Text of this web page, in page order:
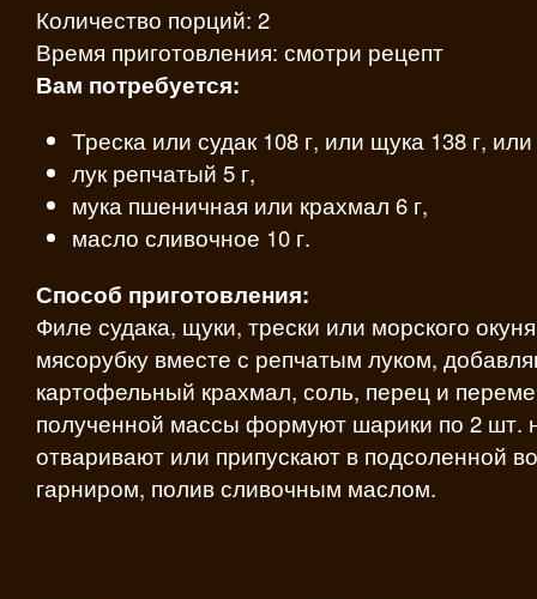
Количество порций: 2
Время приготовления: смотри рецепт
Вам потребуется:
Треска или судак 108 г, или щука 138 г,
лук репчатый 5 г,
мука пшеничная или крахмал 6 г,
масло сливочное 10 г.
Способ приготовления:
Филе судака, щуки, трески или морского
мясорубку вместе с репчатым луком,
картофельный крахмал, соль, перец и
полученной массы формуют шарики по 2 шт.
отваривают или припускают в подсоленной
гарниром, полив сливочным маслом.